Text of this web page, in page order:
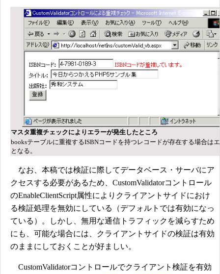
マスタ重複チェックによりエラーが発生したところ
booksテーブルに重複するISBNコードを持つレコードが存在する場合は
となる。
なお、本稿では検証に際してデータベース・サーバにア
クセスする必要があるため、CustomValidatorコントロール
のEnableClientScript属性によりクライアントサイドにおけ
る検証処理を無効にしている（デフォルトでは有効になっ
ている）。しかし、無用な通信トラフィックを減らすため
にも、可能な場合には、クライアントサイドの検証は有効
のままにしておくことが好ましい。
CustomValidatorコントロールでクライアント検証を有効